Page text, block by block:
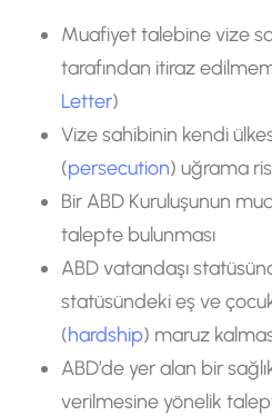
Muafiyet talebine vize
tarafından itiraz
Letter)
Vize sahibinin kendi
(persecution) uğrama
Bir ABD Kuruluşunun
talepte bulunması
ABD vatandaşı
statüsündeki eş ve
(hardship) maruz
ABD’de yer alan bir
verilmesine yönelik